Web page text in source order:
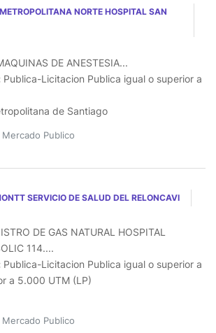
NORTE HOSPITAL SAN
DE ANESTESIA...
Publica-Licitacion Publica igual o superior a
de Santiago
Publico
SERVICIO DE SALUD DEL RELONCAVI
DE GAS NATURAL HOSPITAL
114....
Publica-Licitacion Publica igual o superior a
a 5.000 UTM (LP)
Publico